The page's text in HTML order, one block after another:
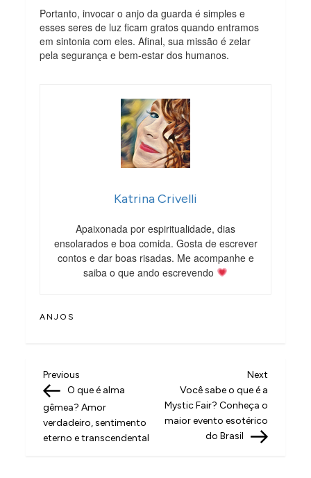
Portanto, invocar o anjo da guarda é simples e
esses seres de luz ficam gratos quando entramos
em sintonia com eles. Afinal, sua missão é zelar
pela segurança e bem-estar dos humanos.
Katrina Crivelli
Apaixonada por espiritualidade, dias
ensolarados e boa comida. Gosta de escrever
contos e dar boas risadas. Me acompanhe e
saiba o que ando escrevendo
ANJOS
N
a
v
e
Previous
Post
Previous
O que é alma
gêmea? Amor
verdadeiro, sentimento
eterno e transcendental
Next
Post
Next
Você sabe o que é a
Mystic Fair? Conheça o
maior evento esotérico
do Brasil